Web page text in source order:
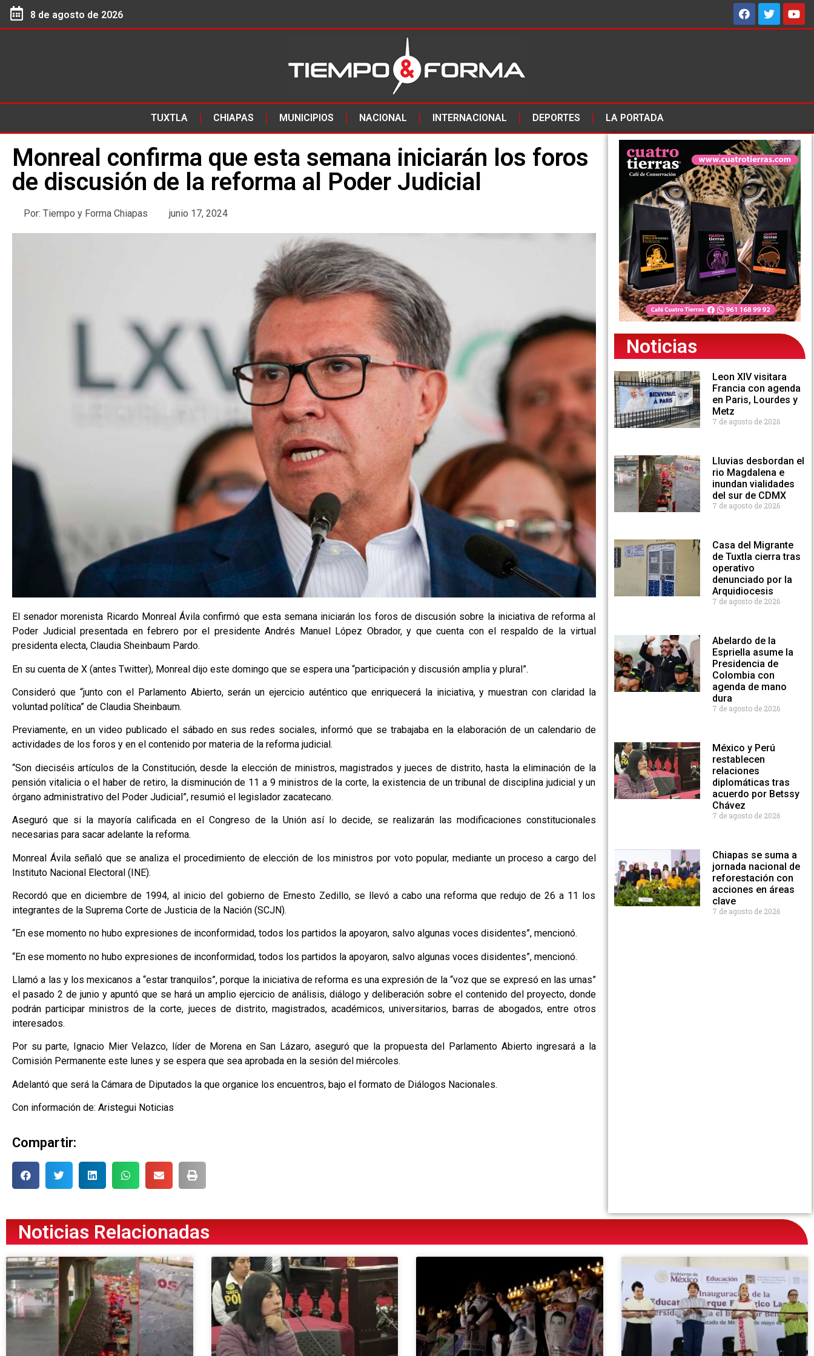
8 de agosto de 2026
TUXTLA CHIAPAS MUNICIPIOS NACIONAL INTERNACIONAL DEPORTES LA PORTADA
Monreal confirma que esta semana iniciarán los foros
de discusión de la reforma al Poder Judicial
Por: Tiempo y Forma Chiapas junio 17, 2024
El senador morenista Ricardo Monreal Ávila confirmó que esta semana iniciarán los foros de discusión sobre la iniciativa de reforma al
Poder Judicial presentada en febrero por el presidente Andrés Manuel López Obrador, y que cuenta con el respaldo de la virtual
presidenta electa, Claudia Sheinbaum Pardo.
En su cuenta de X (antes Twitter), Monreal dijo este domingo que se espera una “participación y discusión amplia y plural”.
Consideró que “junto con el Parlamento Abierto, serán un ejercicio auténtico que enriquecerá la iniciativa, y muestran con claridad la
voluntad política” de Claudia Sheinbaum.
Previamente, en un video publicado el sábado en sus redes sociales, informó que se trabajaba en la elaboración de un calendario de
actividades de los foros y en el contenido por materia de la reforma judicial.
“Son dieciséis artículos de la Constitución, desde la elección de ministros, magistrados y jueces de distrito, hasta la eliminación de la
pensión vitalicia o el haber de retiro, la disminución de 11 a 9 ministros de la corte, la existencia de un tribunal de disciplina judicial y un
órgano administrativo del Poder Judicial”, resumió el legislador zacatecano.
Aseguró que si la mayoría calificada en el Congreso de la Unión así lo decide, se realizarán las modificaciones constitucionales
necesarias para sacar adelante la reforma.
Monreal Ávila señaló que se analiza el procedimiento de elección de los ministros por voto popular, mediante un proceso a cargo del
Instituto Nacional Electoral (INE).
Recordó que en diciembre de 1994, al inicio del gobierno de Ernesto Zedillo, se llevó a cabo una reforma que redujo de 26 a 11 los
integrantes de la Suprema Corte de Justicia de la Nación (SCJN).
“En ese momento no hubo expresiones de inconformidad, todos los partidos la apoyaron, salvo algunas voces disidentes”, mencionó.
“En ese momento no hubo expresiones de inconformidad, todos los partidos la apoyaron, salvo algunas voces disidentes”, mencionó.
Llamó a las y los mexicanos a “estar tranquilos”, porque la iniciativa de reforma es una expresión de la “voz que se expresó en las urnas”
el pasado 2 de junio y apuntó que se hará un amplio ejercicio de análisis, diálogo y deliberación sobre el contenido del proyecto, donde
podrán participar ministros de la corte, jueces de distrito, magistrados, académicos, universitarios, barras de abogados, entre otros
interesados.
Por su parte, Ignacio Mier Velazco, líder de Morena en San Lázaro, aseguró que la propuesta del Parlamento Abierto ingresará a la
Comisión Permanente este lunes y se espera que sea aprobada en la sesión del miércoles.
Adelantó que será la Cámara de Diputados la que organice los encuentros, bajo el formato de Diálogos Nacionales.
Con información de: Aristegui Noticias
Compartir:
Noticias
Leon XIV visitara
Francia con agenda
en Paris, Lourdes y
Metz
7 de agosto de 2026
Lluvias desbordan el
rio Magdalena e
inundan vialidades
del sur de CDMX
7 de agosto de 2026
Casa del Migrante
de Tuxtla cierra tras
operativo
denunciado por la
Arquidiocesis
7 de agosto de 2026
Abelardo de la
Espriella asume la
Presidencia de
Colombia con
agenda de mano
dura
7 de agosto de 2026
México y Perú
restablecen
relaciones
diplomáticas tras
acuerdo por Betssy
Chávez
7 de agosto de 2026
Chiapas se suma a
jornada nacional de
reforestación con
acciones en áreas
clave
7 de agosto de 2026
Noticias Relacionadas